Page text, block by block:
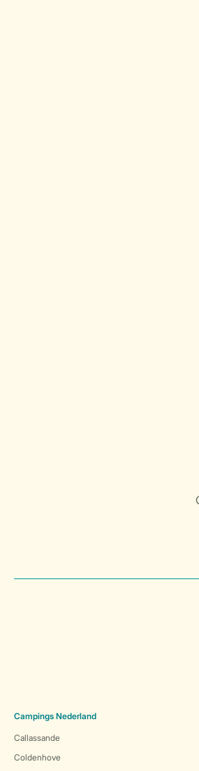
Campings Nederland
Callassande
Coldenhove